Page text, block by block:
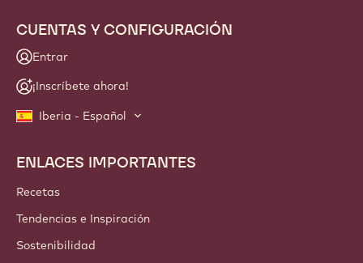
CUENTAS Y CONFIGURACIÓN
Entrar
¡Inscríbete ahora!
Iberia - Español
Footer
Callebaut
ENLACES IMPORTANTES
Recetas
Tendencias e Inspiración
Sostenibilidad